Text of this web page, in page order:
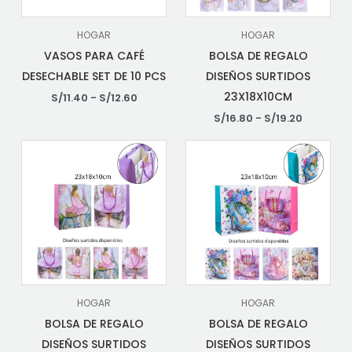
HOGAR
VASOS PARA CAFÉ
DESECHABLE SET DE 10 PCS
S/11.40 - S/12.60
HOGAR
BOLSA DE REGALO
DISEÑOS SURTIDOS
23X18X10CM
S/16.80 - S/19.20
HOGAR
BOLSA DE REGALO
DISEÑOS SURTIDOS
HOGAR
BOLSA DE REGALO
DISEÑOS SURTIDOS